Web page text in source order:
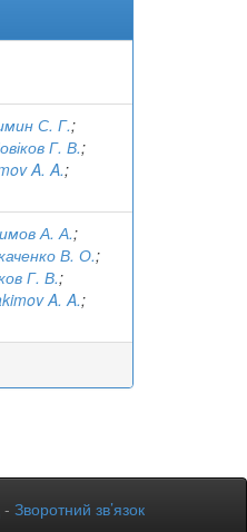
С. Г.;
Г. В.;
A. A.;
А. А.;
В. О.;
Г. В.;
A. A.;
- Зворотний зв’язок